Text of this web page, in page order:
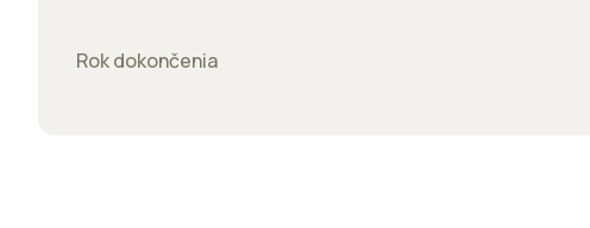
Rok dokončenia